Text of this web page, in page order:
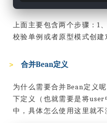
上面主要包含两个步骤：1
校验单例或者原型模式创建
合并Bean定义
为什么需要合并Bean定义
下定义（也就需要是将
中，具体怎么使用这里就不